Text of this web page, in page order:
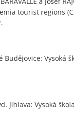
tourist regions
Budějovice: Vysoká
Jihlava: Vysoká